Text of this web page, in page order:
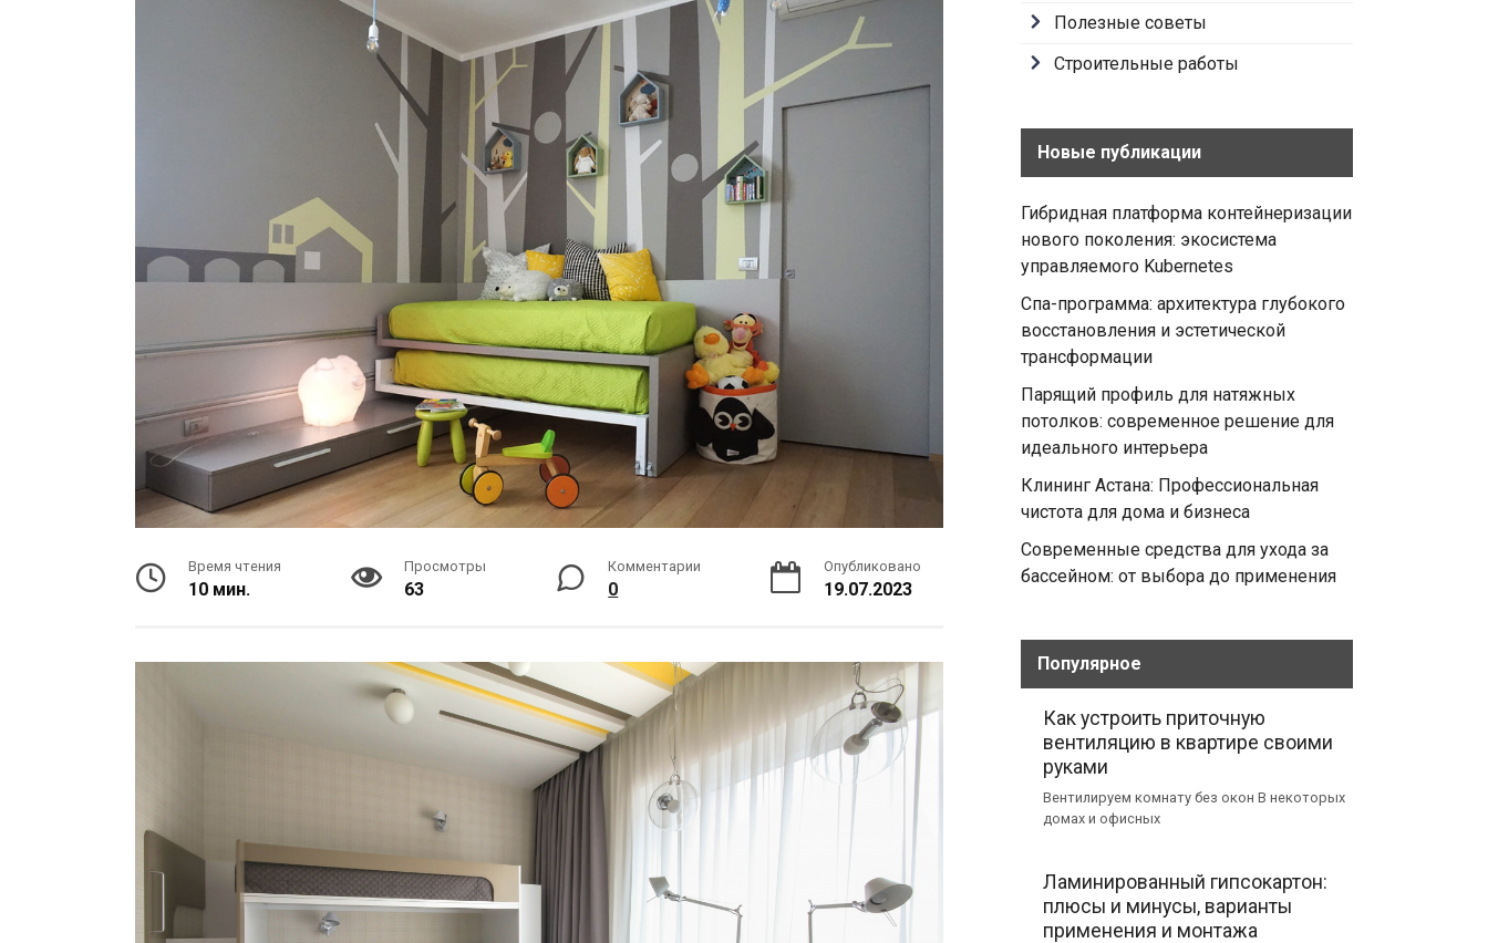
Время чтения
10 мин.
Просмотры
63
Комментарии
0
Опубликовано
19.07.2023
Полезные советы
Строительные работы
Новые публикации
Гибридная платформа контейнеризации
нового поколения: экосистема
управляемого Kubernetes
Спа-программа: архитектура глубокого
восстановления и эстетической
трансформации
Парящий профиль для натяжных
потолков: современное решение для
идеального интерьера
Клининг Астана: Профессиональная
чистота для дома и бизнеса
Современные средства для ухода за
бассейном: от выбора до применения
Популярное
Как устроить приточную
вентиляцию в квартире своими
руками
Вентилируем комнату без окон В некоторых
домах и офисных
Ламинированный гипсокартон:
плюсы и минусы, варианты
применения и монтажа